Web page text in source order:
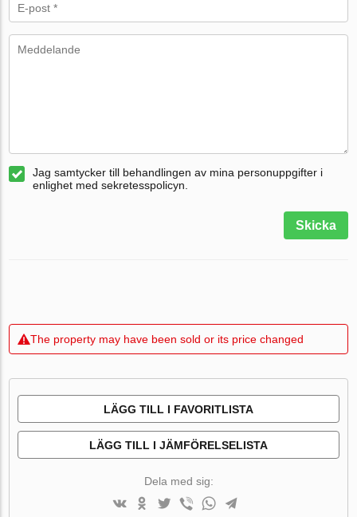
Jag samtycker till behandlingen av mina personuppgifter i
enlighet med sekretesspolicyn.
Skicka
The property may have been sold or its price changed
LÄGG TILL I FAVORITLISTA
LÄGG TILL I JÄMFÖRELSELISTA
Dela med sig: